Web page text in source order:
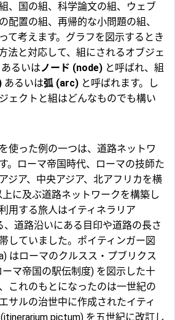
、国の組、科学論文の組、ウェブ
配置の組、再帰的な小問題の組、
て考えます。グラフを図示するとき
法と対応して、組にされるオブジェ
あるいはノード (node) と呼ばれ、組
あるいは弧 (arc) と呼ばれます。し
ェクトと組はどんなものでも構い
使った例の一つは、道路ネットワ
。ローマ帝国時代、ローマの技師た
ジア、中央アジア、北アフリカを横
に及ぶ道路ネットワークを構築し
用する旅人はイティネラリア
、道路沿いにある目印や道路の長さ
していました。ポイティンガー図
はローマのクルスス・プブリクス
ーマ帝国の駅伝制度) を図示した十
これのもとになったのは一世紀の
サルの治世中に作成されたイティ
pictum) を五世紀に改訂し